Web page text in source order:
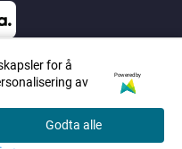
for å
av
Powered by
Godta alle